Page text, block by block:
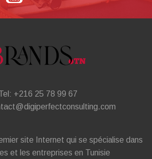
+216 25 78 99 67
site Internet qui se spécialise dans
et les entreprises en Tunisie